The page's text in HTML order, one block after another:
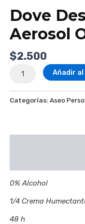
Dove
Aerosol
$2.500
Añadir
Categorías: Aseo
0% Alcohol
1/4 Crema
48 h